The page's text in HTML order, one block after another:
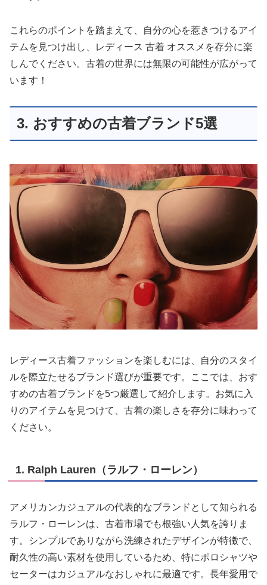
これらのポイントを踏まえて、自分の心を惹きつけるアイ
テムを見つけ出し、
レディース 古着 オススメ を存分に楽
しんでください。古着の世界には無限の可能性が広がって
います！
3. おすすめの古着ブランド5選
レディース古着ファッションを楽しむには、自分のスタイ
ルを際立たせるブランド選びが重要です。ここでは、おす
すめの古着ブランドを5つ厳選して紹介します。お気に入
りのアイテムを見つけて、古着の楽しさを存分に味わって
ください。
1. Ralph Lauren（ラルフ・ローレン）
アメリカンカジュアルの代表的なブランドとして知られる
ラルフ・ローレンは、古着市場でも根強い人気を誇りま
す。シンプルでありながら洗練されたデザインが特徴で、
耐久性の高い素材を使用しているため、特にポロシャツや
セーターはカジュアルなおしゃれに最適です。長年愛用で